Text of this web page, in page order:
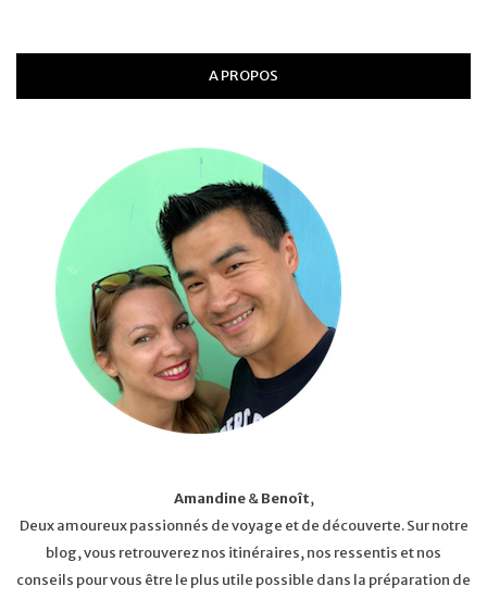
A PROPOS
Amandine&Benoît,
Deux amoureux passionnés de voyage et de découverte. Sur notre
blog, vous retrouverez nos itinéraires, nos ressentis et nos
conseils pour vous être le plus utile possible dans la préparation de